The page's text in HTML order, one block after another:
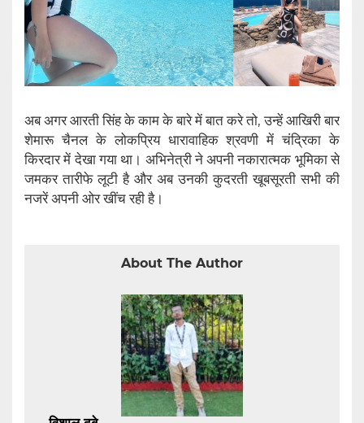
अब अगर आरती सिंह के काम के बारे में बात करे तो, उन्हें आखिरी बार
शेमारू चैनल के लोकप्रिय धारावाहिक श्रवणी में चंद्रिका के
किरदार में देखा गया था। अभिनेत्री ने अपनी नकारात्मक भूमिका से
जमकर तारीफे लूटी है और अब उनकी कुदरती खूबसूरती सभी की
नजरें अपनी ओर खींच रही है।
About The Author